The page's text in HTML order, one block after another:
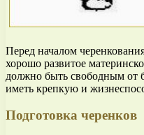
Перед началом
хорошо развитое
должно быть свободным от
иметь крепкую и
Подготовка черенков